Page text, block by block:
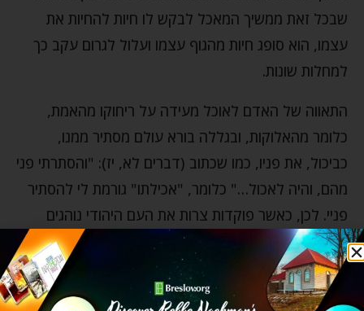
שבכל זאת ממשיך המאכל לבקש לו חיות להחיות את
עצמו, הוא סופג חיות מהגוף עצמו ועלול לגרום עקב כך
למחלות שונות.
התאווה של האדם לאוכל מעידה על ריחוקו מהאמת,
כלומר מהאלוקות, ובגללה בורא עולם מסתיר ממנו,
כביכול, את פניו, כמו שכתוב (דברים לא, יז): "והסתרתי פני
מהם, והיה לאכול…" כלומר, "אכילתו" גורמת לי להסתיר
פניי. לכן, כאשר פוקדות צרות את העם היהודי נוהגים
לצום, זאת משום שהצום מעיד על שבירת רצונו של
האדם, ועל ידי זה מהפך את התהליך השלילי ומביא לגילוי
האלוקות (ליקוטי מוהר"ן, מז).